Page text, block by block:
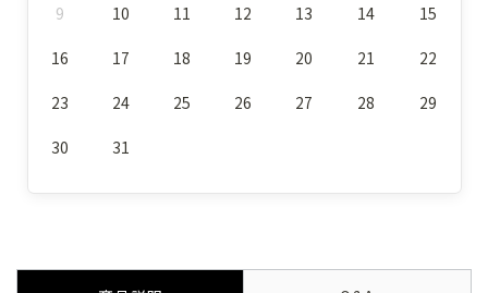
9 10 11 12 13 14 15
16 17 18 19 20 21 22
23 24 25 26 27 28 29
30 31